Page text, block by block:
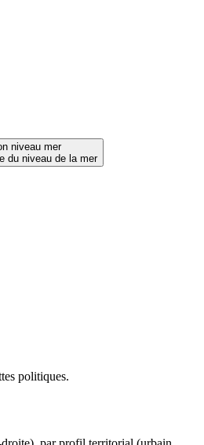
niveau mer
du niveau de la mer
politiques.